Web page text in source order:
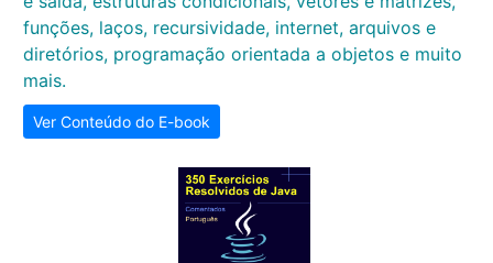
funções, laços, recursividade, internet, arquivos e
diretórios, programação orientada a objetos e muito
mais.
Ver Conteúdo do E-book